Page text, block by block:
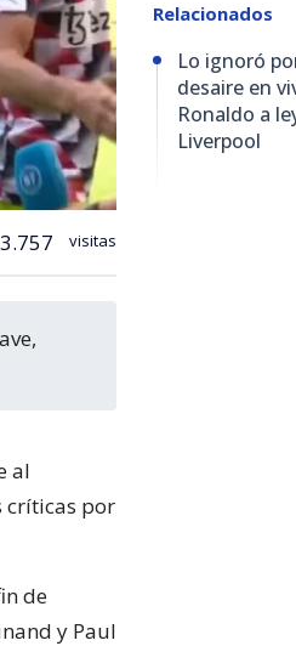
visitas
al
críticas por
de
y Paul
Relacionados
Lo ignoró
desaire en
Ronaldo a
Liverpool